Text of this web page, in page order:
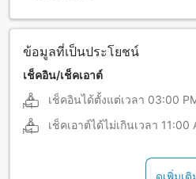
ข้อมูลที่เป็นประโยชน์
เช็คอิน/เช็คเอาต์
เช็คอินได้ตั้งแต่เวลา 03:00
เช็คเอาต์ได้ไม่เกินเวลา 11:00
ดูเพิ่มเติ